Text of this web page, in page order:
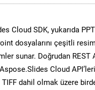
Cloud SDK, yukarıda
dosyalarını çeşitli
sunar. Doğrudan REST
Cloud
TIFF dahil olmak üzere